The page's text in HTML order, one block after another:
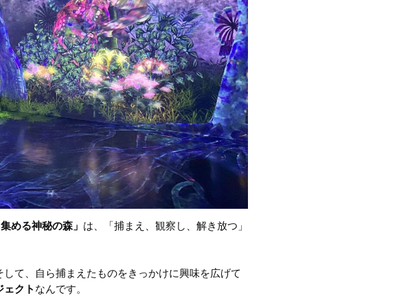
める神秘の森」 は、「捕まえ、観察し、解き放つ」
て、自ら捕まえたものをきっかけに興味を広げて
クトなんです。